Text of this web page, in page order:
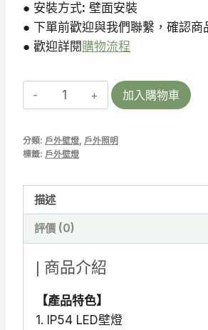
● 安裝方式: 壁面安裝
● 下單前歡迎與我們聯繫，確認商
● 歡迎詳閱購物流程
CLOVER
|
內
燈/
戶
外
壁
燈
IP54
數
加入購物車
分類: 戶外壁燈, 戶外照明
標籤: 戶外壁燈
描述
評價 (0)
| 商品介紹
【產品特色】
1. IP54 LED壁燈